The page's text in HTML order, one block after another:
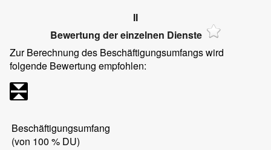
II
Bewertung der einzelnen Dienste
Zur Berechnung des Beschäftigungsumfangs wird
folgende Bewertung empfohlen:
Beschäftigungsumfang
(von 100 % DU)